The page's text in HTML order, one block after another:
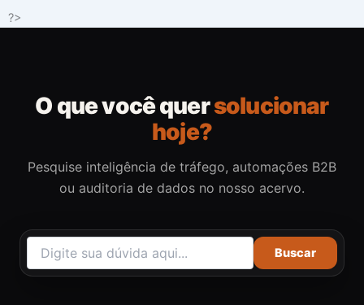
para
?>
O que você quersolucionar
hoje?
Pesquise inteligência de tráfego, automações B2B
ou auditoria de dados no nosso acervo.
Buscar